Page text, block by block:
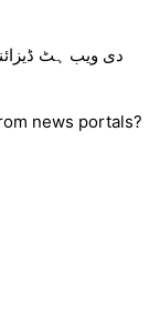
دی ویب ہٹ
news portals?